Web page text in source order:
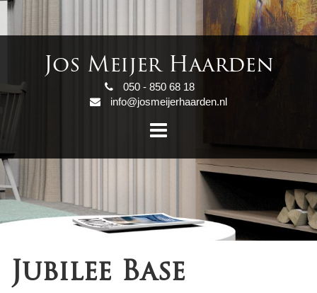
Jos Meijer Haarden
050 - 850 68 18
info@josmeijerhaarden.nl
Jubilee Base